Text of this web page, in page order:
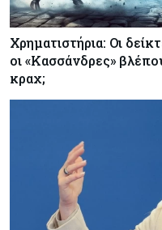
Χρηματιστήρια: Οι
οι «Κασσάνδρες»
κραχ;